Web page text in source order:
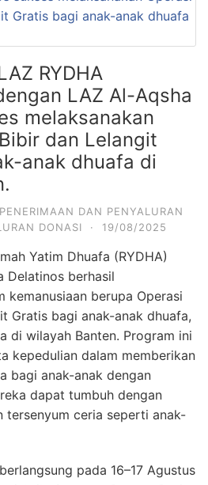
RYDHA
LAZ Al-Aqsha
melaksanakan
dan Lelangit
anak dhuafa di
DAN PENYALURAN
DONASI · 19/08/2025
Yatim Dhuafa (RYDHA)
Delatinos berhasil
kemanusiaan berupa Operasi
Gratis bagi anak-anak dhuafa,
di wilayah Banten. Program ini
kepedulian dalam memberikan
bagi anak-anak dengan
dapat tumbuh dengan
tersenyum ceria seperti anak-
pada 16–17 Agustus